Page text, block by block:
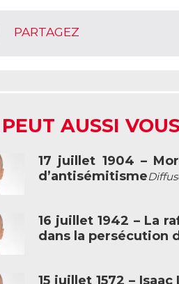
PARTAGEZ
AUSSI
17 juillet 1904 –
d’antisémitisme
16 juillet 1942 – La
dans la persécution
15 juillet 1572 –